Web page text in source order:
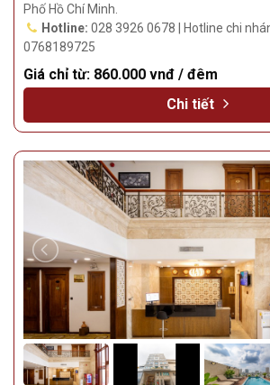
Phố Hồ Chí Minh.
Hotline: 028 3926 0678 | Hotline chi
0768189725
Giá chỉ từ: 860.000 vnđ / đêm
Chi tiết